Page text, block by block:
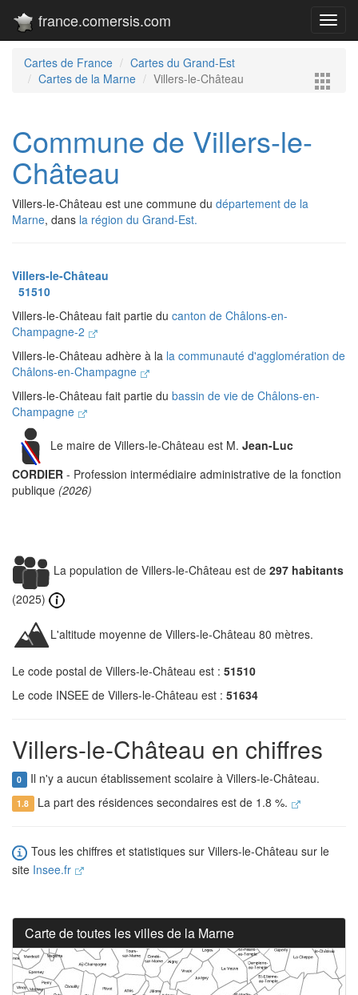
france.comersis.com
Cartes de France
Cartes du Grand-Est
Cartes de la Marne
Villers-le-Château
Commune de Villers-le-
Château
Villers-le-Château est une commune du département de la
Marne, dans la région du Grand-Est.
Villers-le-Château
51510
Villers-le-Château fait partie du canton de Châlons-en-
Champagne-2
Villers-le-Château adhère à la la communauté d'agglomération de
Châlons-en-Champagne
Villers-le-Château fait partie du bassin de vie de Châlons-en-
Champagne
Le maire de Villers-le-Château est M. Jean-Luc
CORDIER - Profession intermédiaire administrative de la fonction
publique (2026)
La population de Villers-le-Château est de 297 habitants
(2025)
L'altitude moyenne de Villers-le-Château 80 mètres.
Le code postal de Villers-le-Château est : 51510
Le code INSEE de Villers-le-Château est : 51634
Villers-le-Château en chiffres
0 Il n'y a aucun établissement scolaire à Villers-le-Château.
1.8 La part des résidences secondaires est de 1.8 %.
Tous les chiffres et statistiques sur Villers-le-Château sur le
site Insee.fr
Carte de toutes les villes de la Marne